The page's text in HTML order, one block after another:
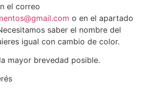
el correo
o en el apartado
saber el nombre del
igual con cambio de color.
mayor brevedad posible.